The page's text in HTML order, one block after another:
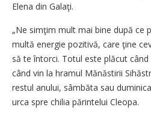
Elena din Galaţi.
„Ne simţim mult mai bine după ce
multă energie pozitivă, care ţine
să te întorci. Totul este plăcut
când vin la hramul Mănăstirii
restul anului, sâmbăta sau
urca spre chilia părintelui Cleopa.